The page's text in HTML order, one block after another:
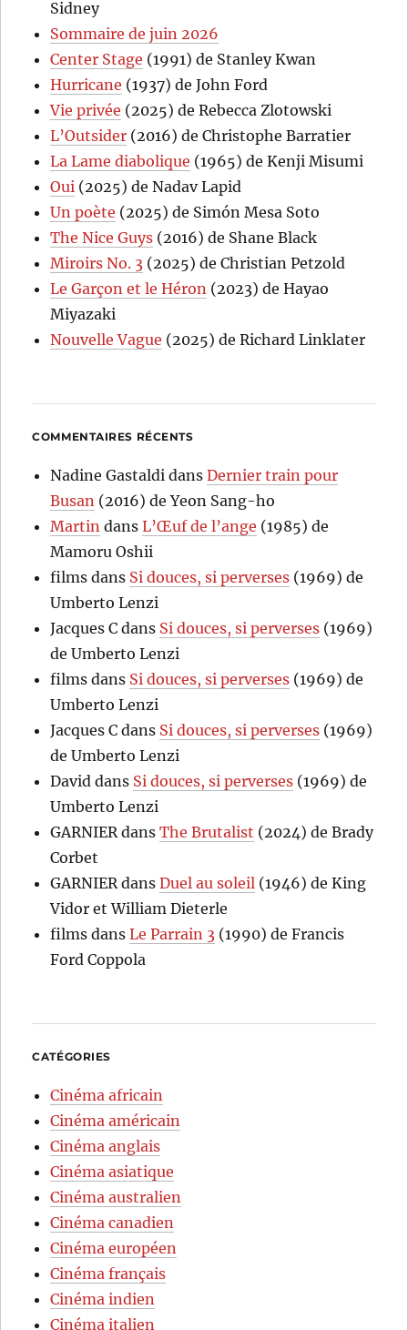
Sidney
Sommaire de juin 2026
Center Stage (1991) de Stanley Kwan
Hurricane (1937) de John Ford
Vie privée (2025) de Rebecca Zlotowski
L’Outsider (2016) de Christophe Barratier
La Lame diabolique (1965) de Kenji Misumi
Oui (2025) de Nadav Lapid
Un poète (2025) de Simón Mesa Soto
The Nice Guys (2016) de Shane Black
Miroirs No. 3 (2025) de Christian Petzold
Le Garçon et le Héron (2023) de Hayao
Miyazaki
Nouvelle Vague (2025) de Richard Linklater
COMMENTAIRES RÉCENTS
Nadine Gastaldi dansDernier train pour
Busan (2016) de Yeon Sang-ho
Martin dansL’Œuf de l’ange (1985) de
Mamoru Oshii
films dans Si douces, si perverses (1969) de
Umberto Lenzi
Jacques C dans Si douces, si perverses (1969)
de Umberto Lenzi
films dans Si douces, si perverses (1969) de
Umberto Lenzi
Jacques C dans Si douces, si perverses (1969)
de Umberto Lenzi
David dans Si douces, si perverses (1969) de
Umberto Lenzi
GARNIER dansThe Brutalist (2024) de Brady
Corbet
GARNIER dansDuel au soleil (1946) de King
Vidor et William Dieterle
films dansLe Parrain 3 (1990) de Francis
Ford Coppola
CATÉGORIES
Cinéma africain
Cinéma américain
Cinéma anglais
Cinéma asiatique
Cinéma australien
Cinéma canadien
Cinéma européen
Cinéma français
Cinéma indien
Cinéma italien